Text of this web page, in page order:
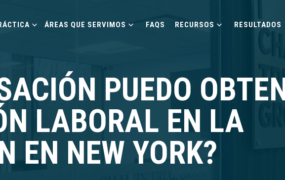
ÁREAS QUE SERVIMOS FAQS RECURSOS RESULTADOS
PUEDO
LABORAL EN LA
EN NEW YORK?